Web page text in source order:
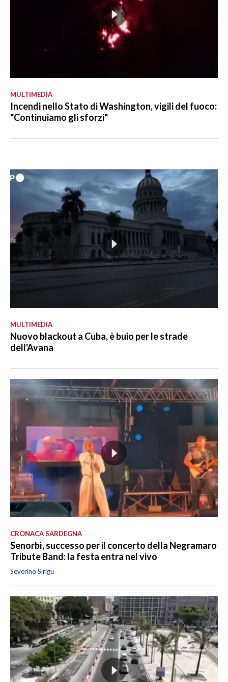
MULTIMEDIA
Incendi nello Stato di Washington, vigili del fuoco:
"Continuiamo gli sforzi"
MULTIMEDIA
Nuovo blackout a Cuba, è buio per le strade
dell'Avana
CRONACA SARDEGNA
Senorbì, successo per il concerto della Negramaro
Tribute Band: la festa entra nel vivo
Severino Sirigu